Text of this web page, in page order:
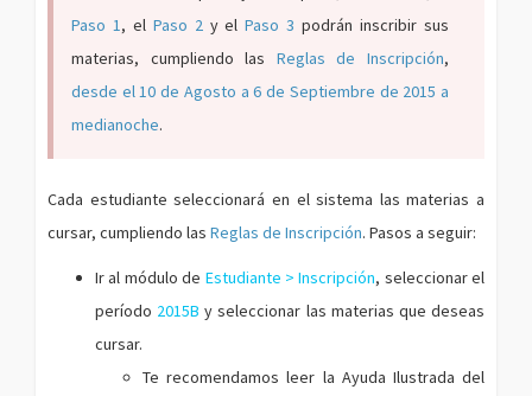
Paso 1, el Paso 2y elPaso 3 podrán inscribir sus
materias, cumpliendo las Reglas de Inscripción,
desde el 10 de Agosto a 6 de Septiembre de 2015 a
medianoche.
Cada estudiante seleccionará en el sistema las materias a
cursar, cumpliendo las Reglas de Inscripción. Pasos a seguir:
Ir al módulo de Estudiante > Inscripción, seleccionar el
período 2015B y seleccionar las materias que deseas
cursar.
Te recomendamos leer la Ayuda Ilustrada del